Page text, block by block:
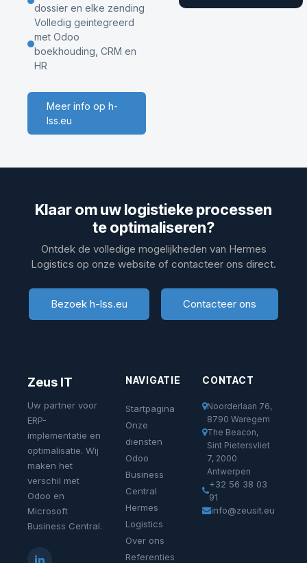
dossier en elke zending
Volledig geintegreerd
met Odoo
boekhouding, CRM en
HR
Meer info op h-
lss.eu
Klaar om uw logistieke processen
te optimaliseren?
Ontdek de volledige mogelijkheden van Hermes
Logistics op onze website of contacteer ons direct.
Bezoek h-lss.eu Contacteer ons
Zeus IT
Uw partner voor
ERP-
implementatie en
optimalisatie. Wij
maken het
verschil met
Odoo en
Microsoft
Business Central.
NAVIGATIE
Startpagina
Onze
diensten
Odoo
Business
Central
Hermes
Logistics
Over ons
Referenties
CONTACT
Noorderlaan 76,
8790 Waregem
The Beacon,
Sint Pietersvliet
7, 2000
Antwerpen
+32 56 38 03
91
info@zeusit.eu